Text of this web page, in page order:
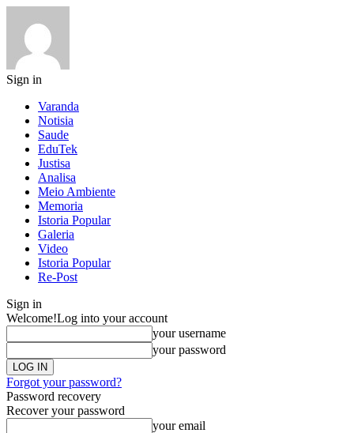
Sign in
Varanda
Notisia
Saude
EduTek
Justisa
Analisa
Meio Ambiente
Memoria
Istoria Popular
Galeria
Video
Istoria Popular
Re-Post
Sign in
Welcome!Log into your account
your username
your password
Forgot your password?
Password recovery
Recover your password
your email